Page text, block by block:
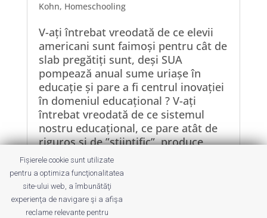
Kohn, Homeschooling
V-ați întrebat vreodată de ce elevii
americani sunt faimoși pentru cât de
slab pregătiți sunt, deși SUA
pompează anual sume uriașe în
educație și pare a fi centrul inovației
în domeniul educațional ? V-ați
întrebat vreodată de ce sistemul
nostru educațional, ce pare atât de
riguros și de ”științific”, produce
niște absolvenți atât de slab pregătiți
pentru viață? Sau de ce, după atâția
ani de școală, există lucruri
importante pe care nu le înțelegeți
voi înșivă?
Fișierele cookie sunt utilizate
pentru a optimiza funcţionalitatea
site-ului web, a îmbunătăţi
experienţa de navigare şi a afişa
reclame relevante pentru